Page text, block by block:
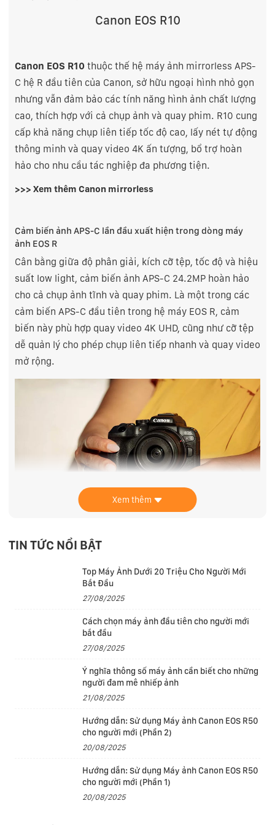
Canon EOS R10
Canon EOS R10 thuộc thế hệ máy ảnh mirrorless APS-
C hệ R đầu tiên của Canon, sở hữu ngoại hình nhỏ gọn
nhưng vẫn đảm bảo các tính năng hình ảnh chất lượng
cao, thích hợp với cả chụp ảnh và quay phim. R10 cung
cấp khả năng chụp liên tiếp tốc độ cao, lấy nét tự động
thông minh và quay video 4K ấn tượng, bổ trợ hoàn
hảo cho nhu cầu tác nghiệp đa phương tiện.
>>> Xem thêm Canon mirrorless
Cảm biến ảnh APS-C lần đầu xuất hiện trong dòng máy
ảnh EOS R
Cân bằng giữa độ phân giải, kích cỡ tệp, tốc độ và hiệu
suất low light, cảm biến ảnh APS-C 24.2MP hoàn hảo
cho cả chụp ảnh tĩnh và quay phim. Là một trong các
cảm biến APS-C đầu tiên trong hệ máy EOS R, cảm
biến này phù hợp quay video 4K UHD, cũng như cỡ tệp
dễ quản lý cho phép chụp liên tiếp nhanh và quay video
mở rộng.
Kế thừa từ EOS R3, EOS R10 trang bị chip xử lý hình
ảnh DIGIC X đáp ứng nhiều tác vụ tốc độ cao, từ chụp
liên tiếp nhanh đến quay phim phân giải cao. Về chụp
liên tiếp, R10 hỗ trợ tốc độ đến 23 fps với màn trập
điện không ồn hoặc 15 fps bằng màn trập cơ, với xử lý
AF/AE trước mỗi khung hình. Chip cũng hỗ trợ phạm vi
nhạy sáng rộng từ ISO 100-32000 mở rộng đến ISO
51200 để chụp trong điều kiện ánh sáng phức tạp.
Xem thêm
TIN TỨC NỔI BẬT
Top Máy Ảnh Dưới 20 Triệu Cho Người Mới
Bắt Đầu
27/08/2025
Cách chọn máy ảnh đầu tiên cho người mới
bắt đầu
27/08/2025
Ý nghĩa thông số máy ảnh cần biết cho những
người đam mê nhiếp ảnh
21/08/2025
Hướng dẫn: Sử dụng Máy ảnh Canon EOS R50
cho người mới (Phần 2)
20/08/2025
Hướng dẫn: Sử dụng Máy ảnh Canon EOS R50
cho người mới (Phần 1)
20/08/2025